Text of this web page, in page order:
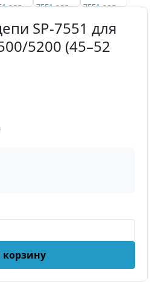
SP-7551 для
5200 (45–52
корзину